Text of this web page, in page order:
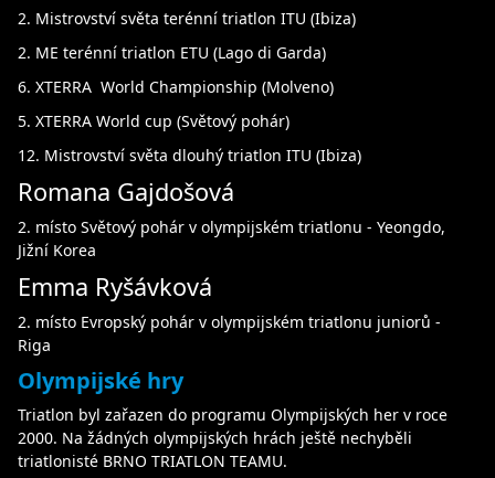
2. Mistrovství světa terénní triatlon ITU (Ibiza)
2. ME terénní triatlon ETU (Lago di Garda)
6. XTERRA World Championship (Molveno)
5. XTERRA World cup (Světový pohár)
12. Mistrovství světa dlouhý triatlon ITU (Ibiza)
Romana Gajdošová
2. místo Světový pohár v olympijském triatlonu - Yeongdo,
Jižní Korea
Emma Ryšávková
2. místo Evropský pohár v olympijském triatlonu juniorů -
Riga
Olympijské hry
Triatlon byl zařazen do programu Olympijských her v roce
2000. Na žádných olympijských hrách ještě nechyběli
triatlonisté BRNO TRIATLON TEAMU.